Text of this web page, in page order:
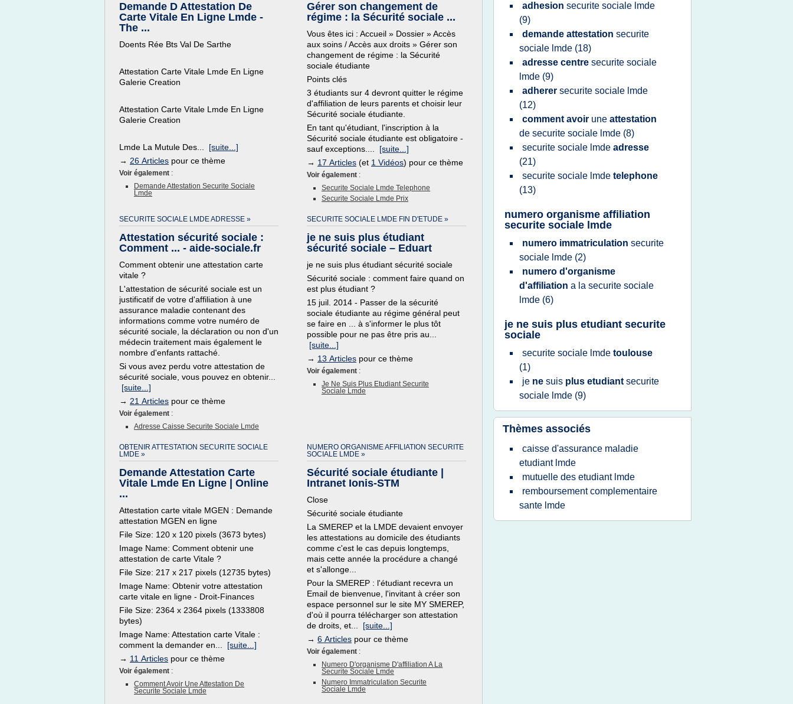
Demande D Attestation De
Carte Vitale En Ligne Lmde -
The ...
Doents Rée Bts Val De Sarthe
Attestation Carte Vitale Lmde En Ligne
Galerie Creation
Attestation Carte Vitale Lmde En Ligne
Galerie Creation
Lmde La Mutule Des... [suite...]
→ 26 Articles pour ce thème
Voir également :
Demande Attestation Securite Sociale
Lmde
Gérer son changement de
régime : la Sécurité sociale ...
Vous êtes ici : Accueil » Dossier » Accès
aux soins / Accès aux droits » Gérer son
changement de régime : la Sécurité
sociale étudiante
Points clés
3 étudiants sur 4 devront quitter le régime
d'affiliation de leurs parents et choisir leur
Sécurité sociale étudiante.
En tant qu'étudiant, l'inscription à la
Sécurité sociale étudiante est obligatoire -
sauf exceptions.... [suite...]
→ 17 Articles (et 1 Vidéos) pour ce thème
Voir également :
Securite Sociale Lmde Telephone
Securite Sociale Lmde Prix
SECURITE SOCIALE LMDE ADRESSE »
Attestation sécurité sociale :
Comment ... - aide-sociale.fr
Comment obtenir une attestation carte
vitale ?
L'attestation de sécurité sociale est un
justificatif de votre d'affiliation à une
assurance maladie contenant des
informations comme votre numéro de
sécurité sociale, la déclaration ou non d'un
médecin traitement mais également le
nombre d'enfants rattaché.
Si vous avez perdu votre attestation de
sécurité sociale, vous pouvez en obtenir...
[suite...]
→ 21 Articles pour ce thème
Voir également :
Adresse Caisse Securite Sociale Lmde
SECURITE SOCIALE LMDE FIN D'ETUDE »
je ne suis plus étudiant
sécurité sociale – Eduart
je ne suis plus étudiant sécurité sociale
Sécurité sociale : comment faire quand on
est plus étudiant ?
15 juil. 2014 - Passer de la sécurité
sociale étudiante au régime général peut
se faire en ... à s'informer le plus tôt
possible pour ne pas être pris au...
[suite...]
→ 13 Articles pour ce thème
Voir également :
Je Ne Suis Plus Etudiant Securite
Sociale Lmde
OBTENIR ATTESTATION SECURITE SOCIALE
LMDE »
Demande Attestation Carte
Vitale Lmde En Ligne | Online
...
Attestation carte vitale MGEN : Demande
attestation MGEN en ligne
File Size: 120 x 120 pixels (3673 bytes)
Image Name: Comment obtenir une
attestation de carte Vitale ?
File Size: 217 x 217 pixels (12735 bytes)
Image Name: Obtenir votre attestation
carte vitale en ligne - Droit-Finances
File Size: 2364 x 2364 pixels (1333808
bytes)
Image Name: Attestation carte Vitale :
comment la demander en... [suite...]
→ 11 Articles pour ce thème
Voir également :
Comment Avoir Une Attestation De
Securite Sociale Lmde
NUMERO ORGANISME AFFILIATION SECURITE
SOCIALE LMDE »
Sécurité sociale étudiante |
Intranet Ionis-STM
Close
Sécurité sociale étudiante
La SMEREP et la LMDE devaient envoyer
les attestations au domicile des étudiants
comme c'est le cas depuis longtemps,
mais cette année la procédure a changé
et s'allonge...
Pour la SMEREP : l'étudiant recevra un
Email de bienvenue, l'invitant à créer son
espace personnel sur le site MY SMEREP,
d'où il pourra télécharger son attestation
de droits, et... [suite...]
→ 6 Articles pour ce thème
Voir également :
Numero D'organisme D'affiliation A La
Securite Sociale Lmde
Numero Immatriculation Securite
Sociale Lmde
adhesion securite sociale lmde
(9)
demande attestation securite
sociale lmde (18)
adresse centre securite sociale
lmde (9)
adherer securite sociale lmde
(12)
comment avoir une attestation
de securite sociale lmde (8)
securite sociale lmde adresse
(21)
securite sociale lmde telephone
(13)
numero organisme affiliation
securite sociale lmde
numero immatriculation securite
sociale lmde (2)
numero d'organisme
d'affiliation a la securite sociale
lmde (6)
je ne suis plus etudiant securite
sociale
securite sociale lmde toulouse
(1)
je ne suis plus etudiant securite
sociale lmde (9)
Thèmes associés
caisse d'assurance maladie
etudiant lmde
mutuelle des etudiant lmde
remboursement complementaire
sante lmde